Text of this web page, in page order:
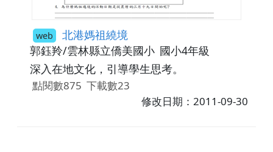
web 北港媽祖繞境
郭鈺羚/雲林縣立僑美國小 國小4年級
深入在地文化，引導學生思考。
點閱數875 下載數23
修改日期：2011-09-30